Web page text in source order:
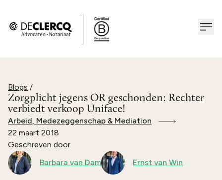
Blogs /
Zorgplicht jegens OR geschonden: Rechter
verbiedt verkoop Uniface!
Arbeid, Medezeggenschap & Mediation
22 maart 2018
Geschreven door
Barbara van Dam
Ernst van Win